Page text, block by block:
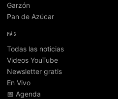
Garzón
Pan de Azúcar
MÁS
Todas las noticias
Videos YouTube
Newsletter gratis
En Vivo
📅 Agenda